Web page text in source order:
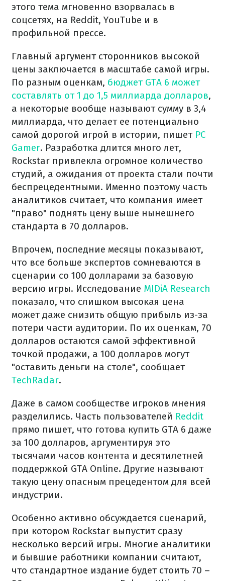
этого тема мгновенно взорвалась в
соцсетях, на Reddit, YouTube и в
профильной прессе.
Главный аргумент сторонников высокой
цены заключается в масштабе самой игры.
По разным оценкам, бюджет GTA 6 может
составлять от 1 до 1,5 миллиарда долларов,
а некоторые вообще называют сумму в 3,4
миллиарда, что делает ее потенциально
самой дорогой игрой в истории, пишет PC
Gamer. Разработка длится много лет,
Rockstar привлекла огромное количество
студий, а ожидания от проекта стали почти
беспрецедентными. Именно поэтому часть
аналитиков считает, что компания имеет
"право" поднять цену выше нынешнего
стандарта в 70 долларов.
Впрочем, последние месяцы показывают,
что все больше экспертов сомневаются в
сценарии со 100 долларами за базовую
версию игры. Исследование MIDiA Research
показало, что слишком высокая цена
может даже снизить общую прибыль из-за
потери части аудитории. По их оценкам, 70
долларов остаются самой эффективной
точкой продажи, а 100 долларов могут
"оставить деньги на столе", сообщает
TechRadar.
Даже в самом сообществе игроков мнения
разделились. Часть пользователей Reddit
прямо пишет, что готова купить GTA 6 даже
за 100 долларов, аргументируя это
тысячами часов контента и десятилетней
поддержкой GTA Online. Другие называют
такую цену опасным прецедентом для всей
индустрии.
Особенно активно обсуждается сценарий,
при котором Rockstar выпустит сразу
несколько версий игры. Многие аналитики
и бывшие работники компании считают,
что стандартное издание будет стоить 70 –